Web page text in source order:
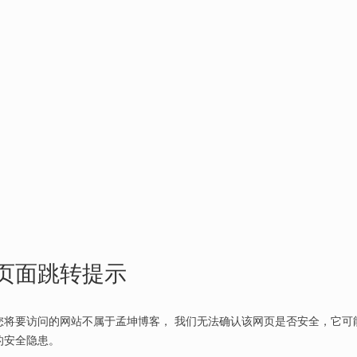
面跳转提示
将要访问的网站不属于孟坤博客， 我们无法确认该网页是否安全，它可
安全隐患。